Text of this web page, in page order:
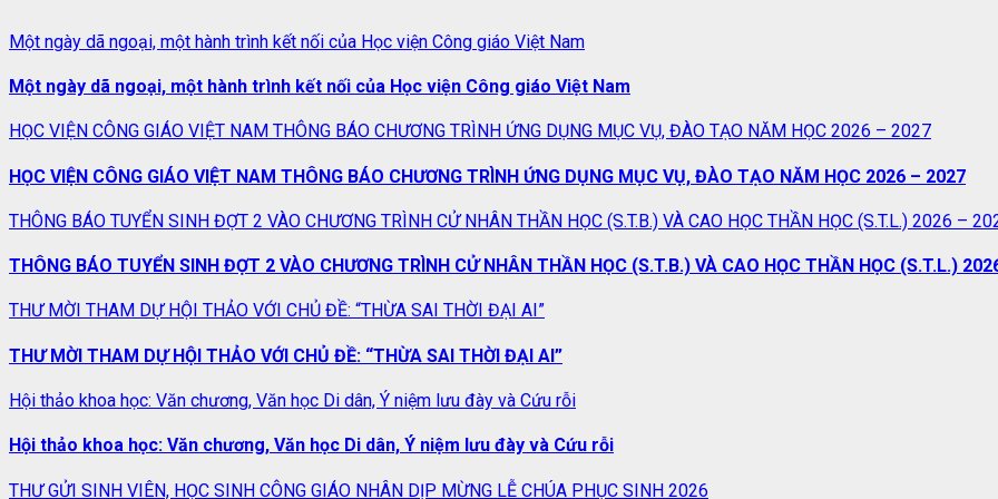
Một ngày dã ngoại, một hành trình kết nối của Học viện Công giáo Việt Nam
Một ngày dã ngoại, một hành trình kết nối của Học viện Công giáo Việt Nam
HỌC VIỆN CÔNG GIÁO VIỆT NAM THÔNG BÁO CHƯƠNG TRÌNH ỨNG DỤNG MỤC VỤ, ĐÀO TẠO NĂM HỌC 2026 – 2027
HỌC VIỆN CÔNG GIÁO VIỆT NAM THÔNG BÁO CHƯƠNG TRÌNH ỨNG DỤNG MỤC VỤ, ĐÀO TẠO NĂM HỌC 2026 – 2027
THÔNG BÁO TUYỂN SINH ĐỢT 2 VÀO CHƯƠNG TRÌNH CỬ NHÂN THẦN HỌC (S.T.B.) VÀ CAO HỌC THẦN HỌC (S.T.L.) 2026 –
THÔNG BÁO TUYỂN SINH ĐỢT 2 VÀO CHƯƠNG TRÌNH CỬ NHÂN THẦN HỌC (S.T.B.) VÀ CAO HỌC THẦN HỌC (S.T.L.)
THƯ MỜI THAM DỰ HỘI THẢO VỚI CHỦ ĐỀ: “THỪA SAI THỜI ĐẠI AI”
THƯ MỜI THAM DỰ HỘI THẢO VỚI CHỦ ĐỀ: “THỪA SAI THỜI ĐẠI AI”
Hội thảo khoa học: Văn chương, Văn học Di dân, Ý niệm lưu đày và Cứu rỗi
Hội thảo khoa học: Văn chương, Văn học Di dân, Ý niệm lưu đày và Cứu rỗi
THƯ GỬI SINH VIÊN, HỌC SINH CÔNG GIÁO NHÂN DỊP MỪNG LỄ CHÚA PHỤC SINH 2026